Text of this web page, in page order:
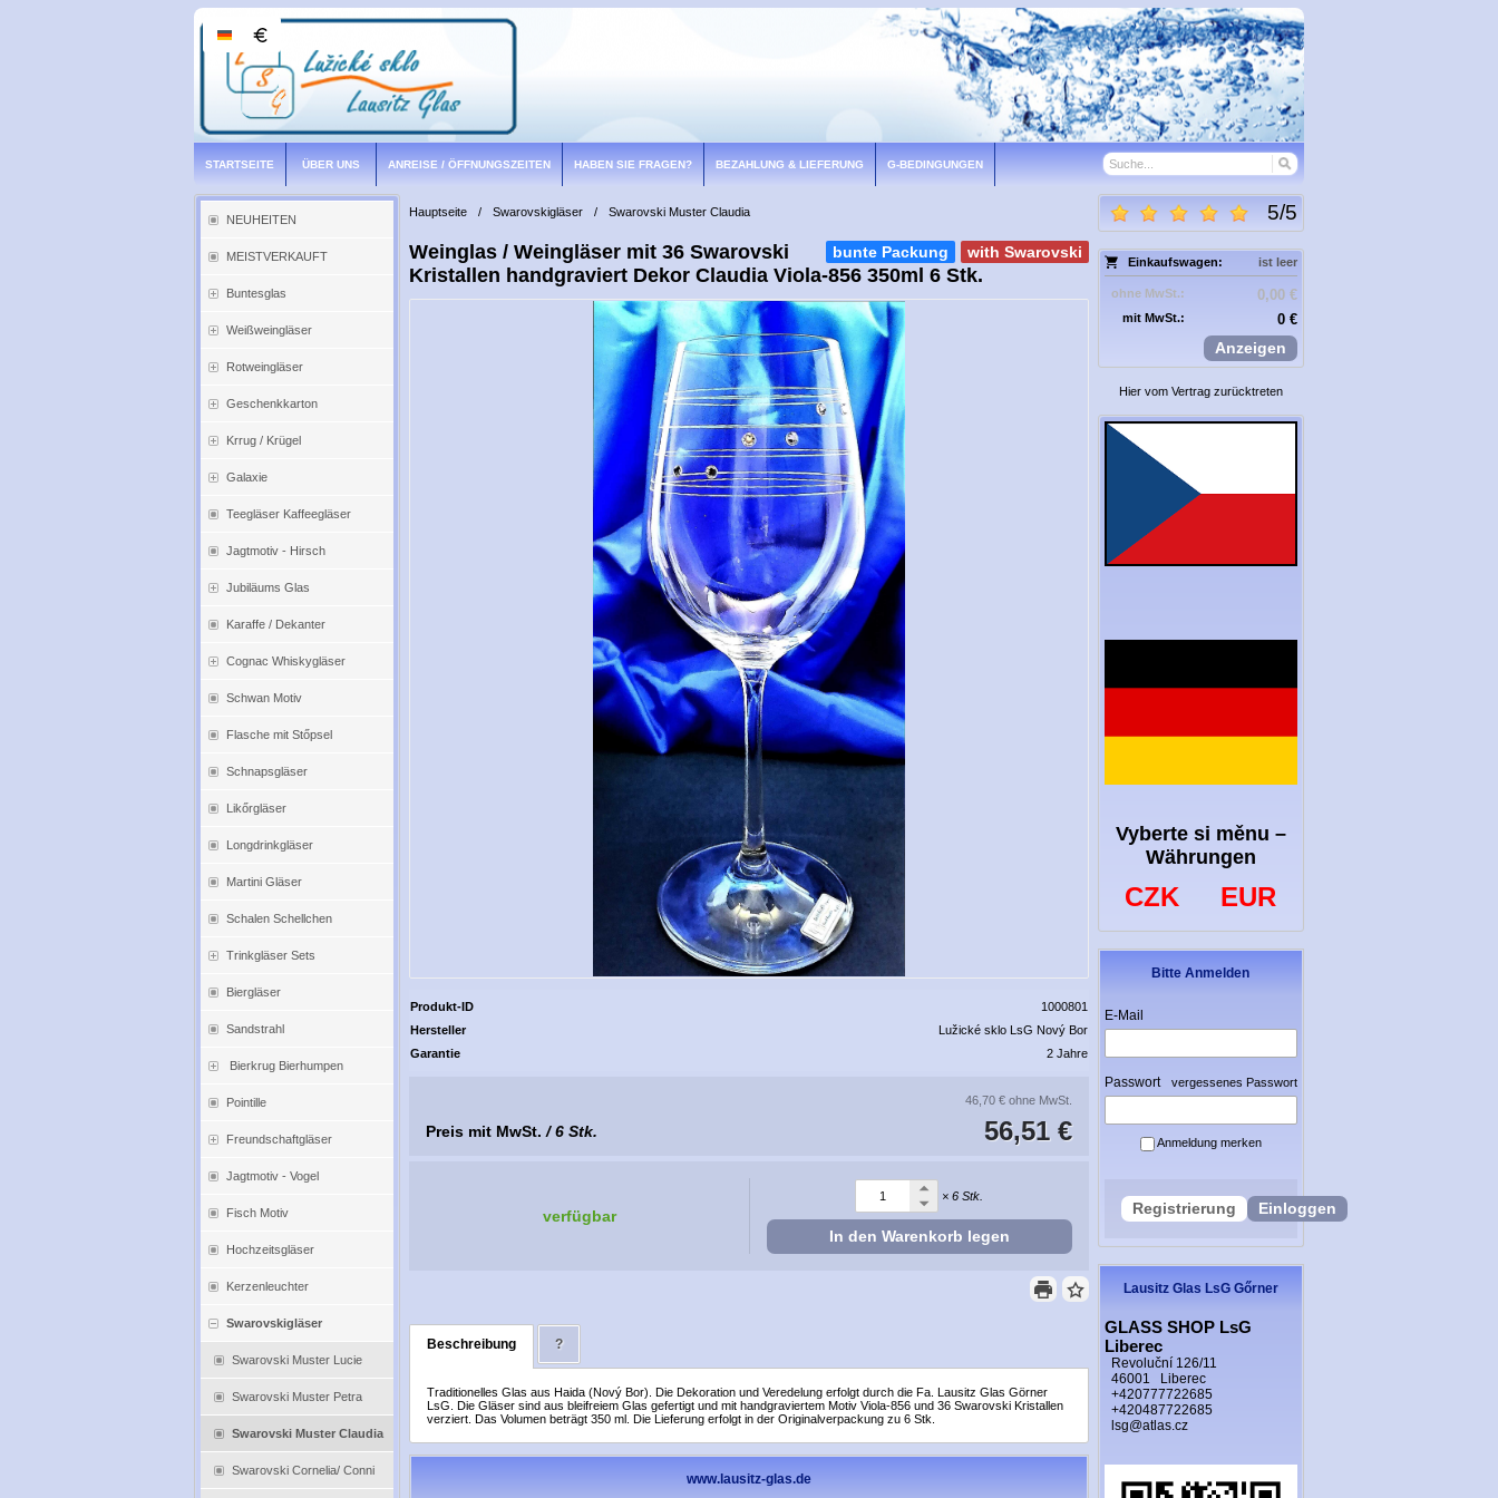
STARTSEITE ÜBER UNS ANREISE / ÖFFNUNGSZEITEN HABEN SIE FRAGEN? BEZAHLUNG & LIEFERUNG G-BEDINGUNGEN
NEUHEITEN
MEISTVERKAUFT
Buntesglas
Weißweingläser
Rotweingläser
Geschenkkarton
Krrug / Krügel
Galaxie
Teegläser Kaffeegläser
Jagtmotiv - Hirsch
Jubiläums Glas
Karaffe / Dekanter
Cognac Whiskygläser
Schwan Motiv
Flasche mit Stőpsel
Schnapsgläser
Likőrgläser
Longdrinkgläser
Martini Gläser
Schalen Schellchen
Trinkgläser Sets
Biergläser
Sandstrahl
Bierkrug Bierhumpen
Pointille
Freundschaftgläser
Jagtmotiv - Vogel
Fisch Motiv
Hochzeitsgläser
Kerzenleuchter
Swarovskigläser
Swarovski Muster Lucie
Swarovski Muster Petra
Swarovski Muster Claudia
Swarovski Cornelia/ Conni
5/5
Einkaufswagen: ist leer
ohne MwSt.: 0,00 €
mit MwSt.: 0 €
Anzeigen
Hier vom Vertrag zurücktreten
Vyberte si měnu –
Währungen
CZK EUR
Bitte Anmelden
E-Mail
Passwort vergessenes Passwort
Anmeldung merken
Registrierung Einloggen
Lausitz Glas LsG Gőrner
GLASS SHOP LsG
Liberec
Revoluční 126/11
46001 Liberec
+420777722685
+420487722685
lsg@atlas.cz
Hauptseite / Swarovskigläser / Swarovski Muster Claudia
with Swarovski
bunte Packung
Weinglas / Weingläser mit 36 Swarovski
Kristallen handgraviert Dekor Claudia Viola-856 350ml 6 Stk.
Produkt-ID
1000801
Hersteller
Lužické sklo LsG Nový Bor
Garantie
2 Jahre
46,70 € ohne MwSt.
56,51 €
Preis mit MwSt. / 6 Stk.
verfügbar
× 6 Stk.
In den Warenkorb legen
Beschreibung ?
Traditionelles Glas aus Haida (Nový Bor). Die Dekoration und Veredelung erfolgt durch die Fa. Lausitz Glas Görner
LsG. Die Gläser sind aus bleifreiem Glas gefertigt und mit handgraviertem Motiv Viola-856 und 36 Swarovski Kristallen
verziert. Das Volumen beträgt 350 ml. Die Lieferung erfolgt in der Originalverpackung zu 6 Stk.
www.lausitz-glas.de